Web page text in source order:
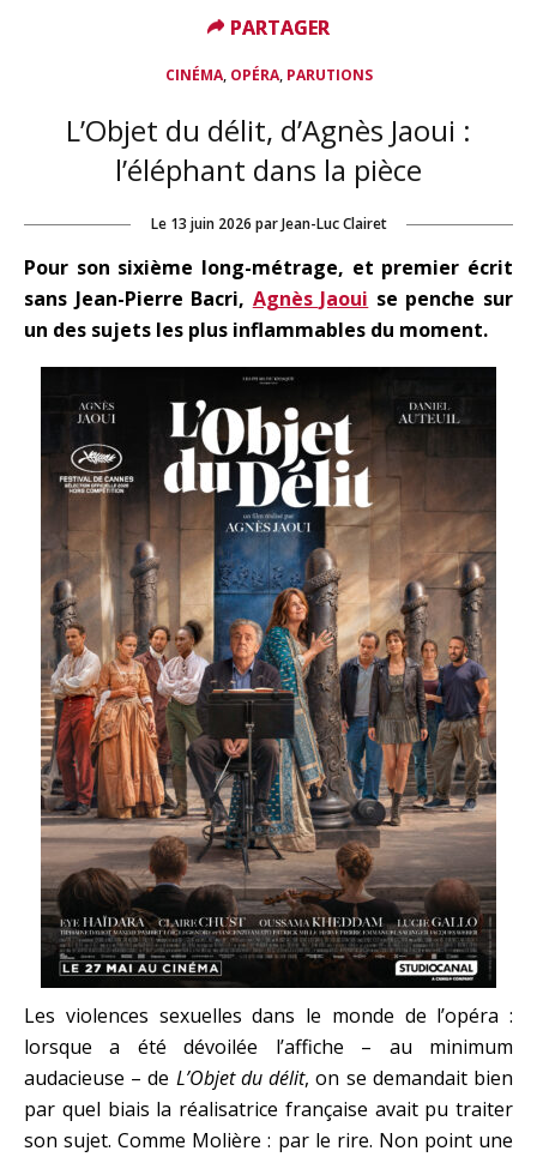
CINÉMA, OPÉRA, PARUTIONS
L’Objet du délit, d’Agnès Jaoui :
l’éléphant dans la pièce
Le 13 juin 2026 par Jean-Luc Clairet
Pour son sixième long-métrage, et premier écrit
sans Jean-Pierre Bacri, Agnès Jaoui se penche sur
un des sujets les plus inflammables du moment.
Les violences sexuelles dans le monde de l’opéra :
lorsque a été dévoilée l’affiche – au minimum
audacieuse – de L’Objet du délit, on se demandait bien
par quel biais la réalisatrice française avait pu traiter
son sujet. Comme Molière : par le rire. Non point une
PARTAGER
PARTAGER